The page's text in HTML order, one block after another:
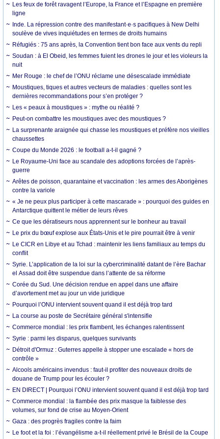
Les feux de forêt ravagent l’Europe, la France et l’Espagne en première
ligne
Inde. La répression contre des manifestant·e·s pacifiques à New Delhi
soulève de vives inquiétudes en termes de droits humains
Réfugiés : 75 ans après, la Convention tient bon face aux vents du repli
Soudan : à El Obeid, les femmes fuient les drones le jour et les violeurs la
nuit
Mer Rouge : le chef de l’ONU réclame une désescalade immédiate
Moustiques, tiques et autres vecteurs de maladies : quelles sont les
dernières recommandations pour s’en protéger ?
Les « peaux à moustiques » : mythe ou réalité ?
Peut-on combattre les moustiques avec des moustiques ?
La surprenante araignée qui chasse les moustiques et préfère nos vieilles
chaussettes
Coupe du Monde 2026 : le football a-t-il gagné ?
Le Royaume-Uni face au scandale des adoptions forcées de l’après-
guerre
Arêtes de poisson, quarantaine et vaccination : les armes des Aborigènes
contre la variole
« Je ne peux plus participer à cette mascarade » : pourquoi des guides en
Antarctique quittent le métier de leurs rêves
Ce que les dératiseurs nous apprennent sur le bonheur au travail
Le prix du bœuf explose aux États-Unis et le pire pourrait être à venir
Le CICR en Libye et au Tchad : maintenir les liens familiaux au temps du
conflit
Syrie. L’application de la loi sur la cybercriminalité datant de l’ère Bachar
el Assad doit être suspendue dans l’attente de sa réforme
Corée du Sud. Une décision rendue en appel dans une affaire
d’avortement met au jour un vide juridique
Pourquoi l’ONU intervient souvent quand il est déjà trop tard
La course au poste de Secrétaire général s'intensifie
Commerce mondial : les prix flambent, les échanges ralentissent
Syrie : parmi les disparus, quelques survivants
Détroit d'Ormuz : Guterres appelle à stopper une escalade « hors de
contrôle »
Alcools américains invendus : faut-il profiter des nouveaux droits de
douane de Trump pour les écouler ?
EN DIRECT | Pourquoi l’ONU intervient souvent quand il est déjà trop tard
Commerce mondial : la flambée des prix masque la faiblesse des
volumes, sur fond de crise au Moyen-Orient
Gaza : des progrès fragiles contre la faim
Le foot et la foi : l’évangélisme a-t-il réellement privé le Brésil de la Coupe